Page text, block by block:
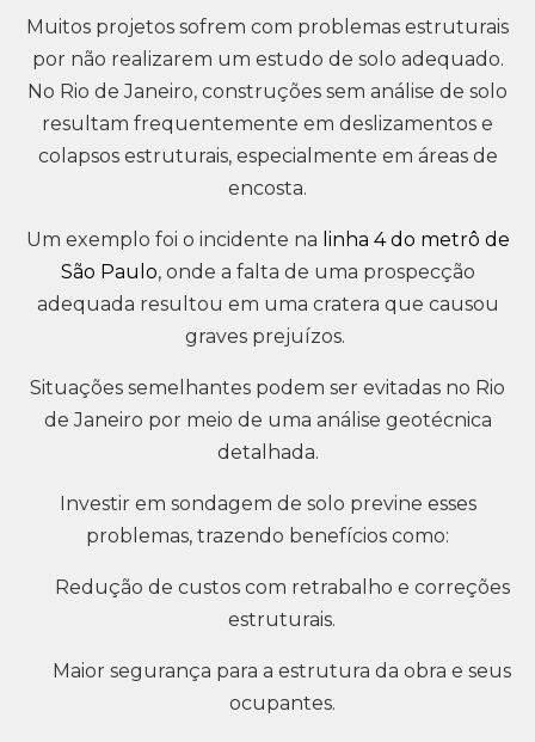
Muitos projetos sofrem com problemas estruturais
por não realizarem um estudo de solo adequado.
No Rio de Janeiro, construções sem análise de solo
resultam frequentemente em deslizamentos e
colapsos estruturais, especialmente em áreas de
encosta.
Um exemplo foi o incidente na linha 4 do metrô de
São Paulo, onde a falta de uma prospecção
adequada resultou em uma cratera que causou
graves prejuízos.
Situações semelhantes podem ser evitadas no Rio
de Janeiro por meio de uma análise geotécnica
detalhada.
Investir em sondagem de solo previne esses
problemas, trazendo benefícios como:
Redução de custos com retrabalho e correções
estruturais.
Maior segurança para a estrutura da obra e seus
ocupantes.